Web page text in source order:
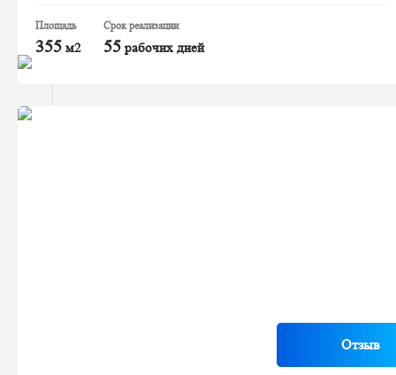
Площадь
355 м2
Срок реализации
55 рабочих дней
Отзыв